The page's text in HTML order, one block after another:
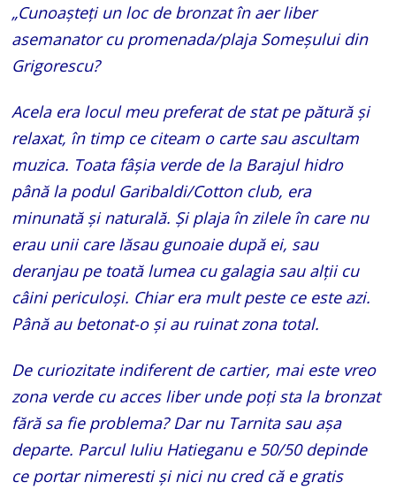
„Cunoașteți un loc de bronzat în aer liber
asemanator cu promenada/plaja Someșului din
Grigorescu?
Acela era locul meu preferat de stat pe pătură și
relaxat, în timp ce citeam o carte sau ascultam
muzica. Toata fâșia verde de la Barajul hidro
până la podul Garibaldi/Cotton club, era
minunată și naturală. Și plaja în zilele în care nu
erau unii care lăsau gunoaie după ei, sau
deranjau pe toată lumea cu galagia sau alții cu
câini periculoși. Chiar era mult peste ce este azi.
Până au betonat-o și au ruinat zona total.
De curiozitate indiferent de cartier, mai este vreo
zona verde cu acces liber unde poți sta la bronzat
fără sa fie problema? Dar nu Tarnita sau așa
departe. Parcul Iuliu Hatieganu e 50/50 depinde
ce portar nimeresti și nici nu cred că e gratis